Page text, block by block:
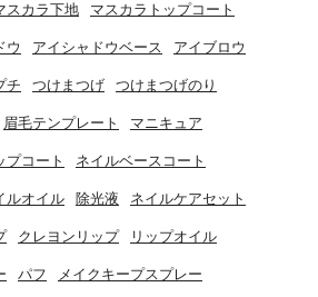
スカラ下地 マスカラトップコート
ウ アイシャドウベース アイブロウ
チ つけまつげ つけまつげのり
眉毛テンプレート マニキュア
プコート ネイルベースコート
ルオイル 除光液 ネイルケアセット
クレヨンリップ リップオイル
パフ メイクキープスプレー